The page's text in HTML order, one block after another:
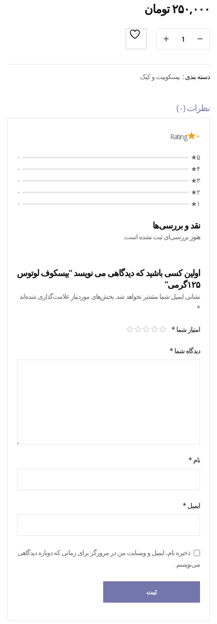
۲۵۰,۰۰۰تومان
دسته بندی : بیسکوییت و کیک
نظرات (۰)
۰★ Rating
۵★
۰
۴★
۰
۳★
۰
۲★
۰
۱★
۰
نقد و بررسی‌ها
هنوز بررسی‌ای ثبت نشده است.
اولین کسی باشید که دیدگاهی می نویسد “بیسکوف لوتوس
۱۲۵گرمی”
نشانی ایمیل شما منتشر نخواهد شد. بخش‌های موردنیاز علامت‌گذاری شده‌اند
*
امتیاز شما *
دیدگاه شما *
نام *
ایمیل *
ذخیره نام، ایمیل و وبسایت من در مرورگر برای زمانی که دوباره دیدگاهی
می‌نویسم.